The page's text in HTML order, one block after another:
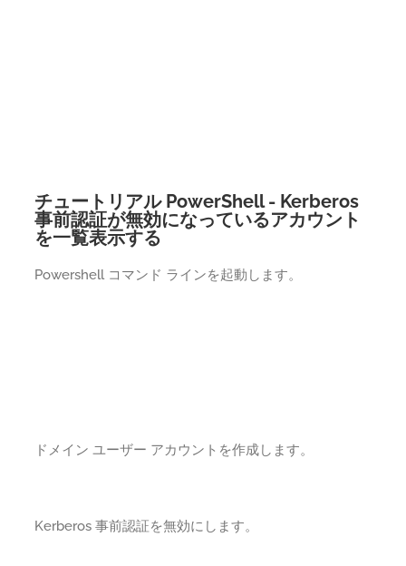
チュートリアル PowerShell - Kerberos
事前認証が無効になっているアカウント
を一覧表示する
Powershell コマンド ラインを起動します。
ドメイン ユーザー アカウントを作成します。
Kerberos 事前認証を無効にします。